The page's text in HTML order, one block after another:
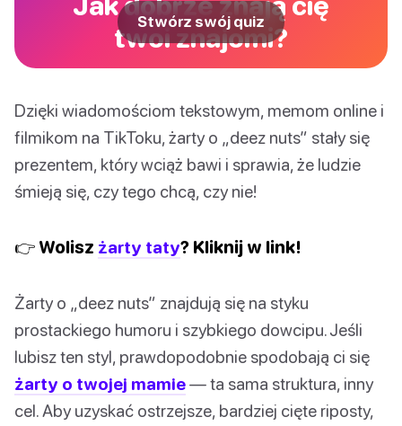
twoi znajomi?
Stwórz swój quiz
Dzięki wiadomościom tekstowym, memom online i
filmikom na TikToku, żarty o „deez nuts” stały się
prezentem, który wciąż bawi i sprawia, że ludzie
śmieją się, czy tego chcą, czy nie!
👉 Wolisz żarty taty? Kliknij w link!
Żarty o „deez nuts” znajdują się na styku
prostackiego humoru i szybkiego dowcipu. Jeśli
lubisz ten styl, prawdopodobnie spodobają ci się
żarty o twojej mamie— ta sama struktura, inny
cel. Aby uzyskać ostrzejsze, bardziej cięte riposty,